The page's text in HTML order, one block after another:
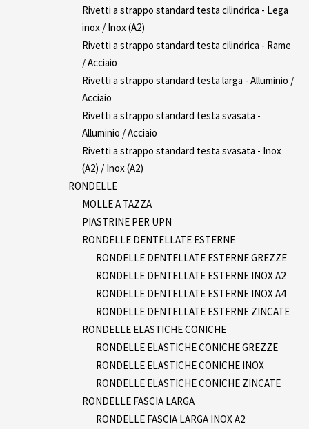
Rivetti a strappo standard testa cilindrica - Lega
inox / Inox (A2)
Rivetti a strappo standard testa cilindrica - Rame
/ Acciaio
Rivetti a strappo standard testa larga - Alluminio /
Acciaio
Rivetti a strappo standard testa svasata -
Alluminio / Acciaio
Rivetti a strappo standard testa svasata - Inox
(A2) / Inox (A2)
RONDELLE
MOLLE A TAZZA
PIASTRINE PER UPN
RONDELLE DENTELLATE ESTERNE
RONDELLE DENTELLATE ESTERNE GREZZE
RONDELLE DENTELLATE ESTERNE INOX A2
RONDELLE DENTELLATE ESTERNE INOX A4
RONDELLE DENTELLATE ESTERNE ZINCATE
RONDELLE ELASTICHE CONICHE
RONDELLE ELASTICHE CONICHE GREZZE
RONDELLE ELASTICHE CONICHE INOX
RONDELLE ELASTICHE CONICHE ZINCATE
RONDELLE FASCIA LARGA
RONDELLE FASCIA LARGA INOX A2